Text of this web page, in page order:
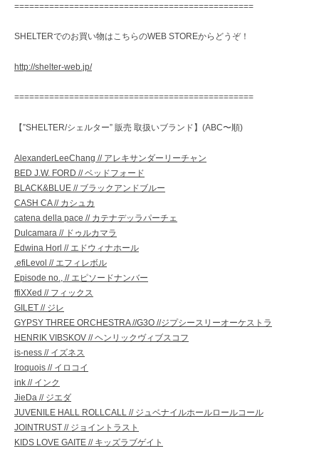
================================================
SHELTERでのお買い物はこちらのWEB STOREからどうぞ！
http://shelter-web.jp/
================================================
【”SHELTER/シェルター” 販売 取扱いブランド】(ABC〜順)
AlexanderLeeChang // アレキサンダーリーチャン
BED J.W. FORD // ベッドフォード
BLACK&BLUE // ブラックアンドブルー
CASH CA // カシュカ
catena della pace // カテナデッラパーチェ
Dulcamara // ドゥルカマラ
Edwina Horl // エドウィナホール
.efiLevol // エフィレボル
Episode no., // エピソードナンバー
ffiXXed // フィックス
GILET // ジレ
GYPSY THREE ORCHESTRA //G3O //ジプシースリーオーケストラ
HENRIK VIBSKOV // ヘンリックヴィブスコフ
is-ness // イズネス
Iroquois // イロコイ
ink // インク
JieDa // ジエダ
JUVENILE HALL ROLLCALL // ジュベナイルホールロールコール
JOINTRUST // ジョイントラスト
KIDS LOVE GAITE // キッズラブゲイト